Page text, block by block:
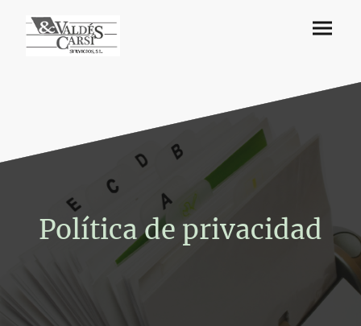
Política de privacidad